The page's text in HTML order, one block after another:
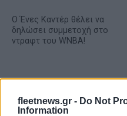
fleetnews.gr - Do Not
Information
Ο Ένες Καντέρ θέλει να
δηλώσει συμμετοχή στο
ντραφτ του WNBA!